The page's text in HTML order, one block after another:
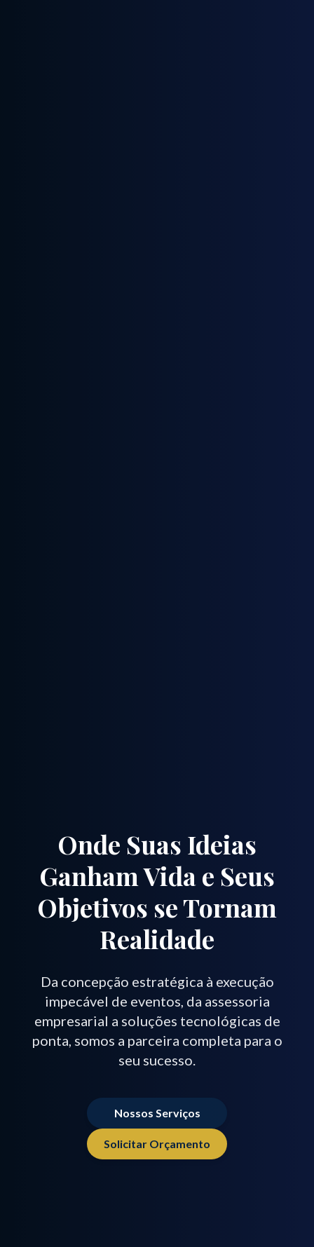
Onde Suas Ideias
Ganham Vida e Seus
Objetivos se Tornam
Realidade
Da concepção estratégica à execução
impecável de eventos, da assessoria
empresarial a soluções tecnológicas de
ponta, somos a parceira completa para o
seu sucesso.
Nossos Serviços
Solicitar Orçamento